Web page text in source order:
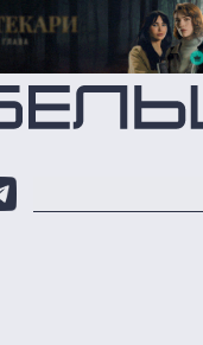
содержанию